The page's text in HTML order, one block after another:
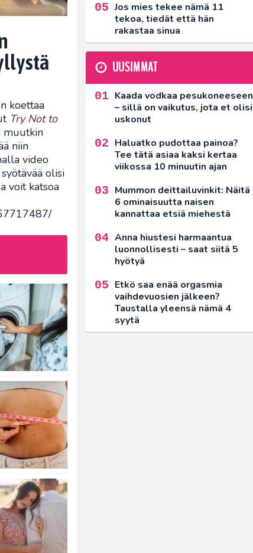
koettaa
Try Not to
muutkin
niin
video
olisi
voit katsoa
Jos mies tekee nämä 11
tekoa, tiedät että hän
rakastaa sinua
UUSIMMAT
Kaada vodkaa pesukoneeseen
– sillä on vaikutus, jota et olisi
uskonut
Haluatko pudottaa painoa?
Tee tätä asiaa kaksi kertaa
viikossa 10 minuutin ajan
Mummon deittailuvinkit: Näitä
6 ominaisuutta naisen
kannattaa etsiä miehestä
Anna hiustesi harmaantua
luonnollisesti – saat siitä 5
hyötyä
Etkö saa enää orgasmia
vaihdevuosien jälkeen?
Taustalla yleensä nämä 4
syytä